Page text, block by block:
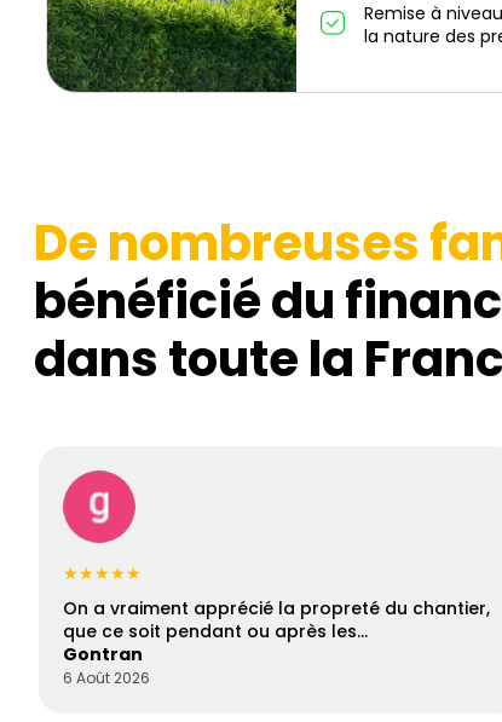
Remise à
la nature des
De nombreuses
bénéficié du
dans toute la
★★★★★
On a vraiment apprécié la propreté du chantier,
que ce soit pendant ou après les…
Gontran
6 Août 2026